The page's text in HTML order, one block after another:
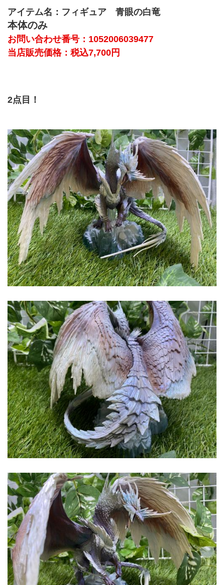
アイテム名：フィギュア　青眼の白竜
本体のみ
お問い合わせ番号：1052006039477
当店販売価格：税込7,700円
2点目！